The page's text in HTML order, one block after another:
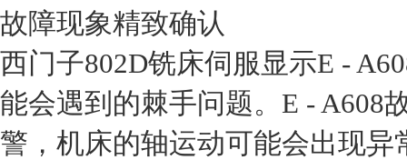
故障现象精致确认
西门子802D铣床伺服显示E -
能会遇到的棘手问题。E - A608
警，机床的轴运动可能会出现